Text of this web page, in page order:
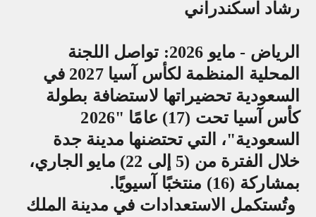
رشاد اسكندراني
الرياض - مايو 2026: تواصل اللجنة
المحلية المنظمة لكأس آسيا 2027 في
السعودية تحضيراتها لاستضافة بطولة
كأس آسيا تحت (17) عامًا "2026
السعودية"، التي تحتضنها مدينة جدة
خلال الفترة من (5 إلى 22) مايو الجاري،
بمشاركة (16) منتخبًا آسيويًا
.
وتُستكمل الاستعدادات في مدينة الملك